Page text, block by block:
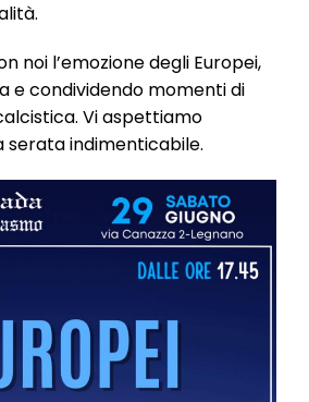
noi l’emozione degli Europei,
e condividendo momenti di
Vi aspettiamo
serata indimenticabile.